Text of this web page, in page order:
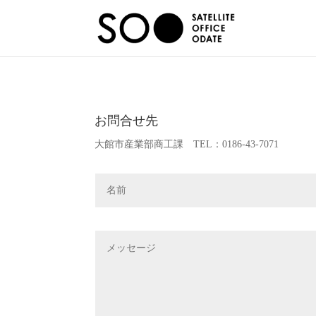
お問合せ先
大館市産業部商工課 TEL：0186-43-7071